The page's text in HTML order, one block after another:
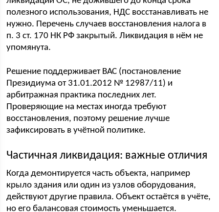
полезного использования, НДС восстанавливать не
нужно. Перечень случаев восстановления налога в
п. 3 ст. 170 НК РФ закрытый. Ликвидация в нём не
упомянута.
Решение поддерживает ВАС (постановление
Президиума от 31.01.2012 № 12987/11) и
арбитражная практика последних лет.
Проверяющие на местах иногда требуют
восстановления, поэтому решение лучше
зафиксировать в учётной политике.
Частичная ликвидация: важные отличия
Когда демонтируется часть объекта, например
крыло здания или один из узлов оборудования,
действуют другие правила. Объект остаётся в учёте,
но его балансовая стоимость уменьшается.